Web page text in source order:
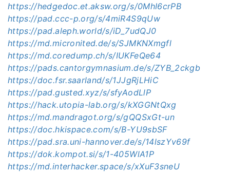
https://hedgedoc.et.aksw.org/s/0MhI6crPB
https://pad.ccc-p.org/s/4miR4S9qUw
https://pad.aleph.world/s/iD_7udQJ0
https://md.micronited.de/s/SJMKNXmgfl
https://md.coredump.ch/s/IUKFeQe64
https://pads.cantorgymnasium.de/s/ZYB_2ckgb
https://doc.fsr.saarland/s/1JJgRjLHiC
https://pad.gusted.xyz/s/sfyAodLlP
https://hack.utopia-lab.org/s/kXGGNtQxg
https://md.mandragot.org/s/gQQSxGt-un
https://doc.hkispace.com/s/B-YU9sbSF
https://pad.sra.uni-hannover.de/s/14lszYv69f
https://dok.kompot.si/s/1-405WlA1P
https://md.interhacker.space/s/xXuF3sneU